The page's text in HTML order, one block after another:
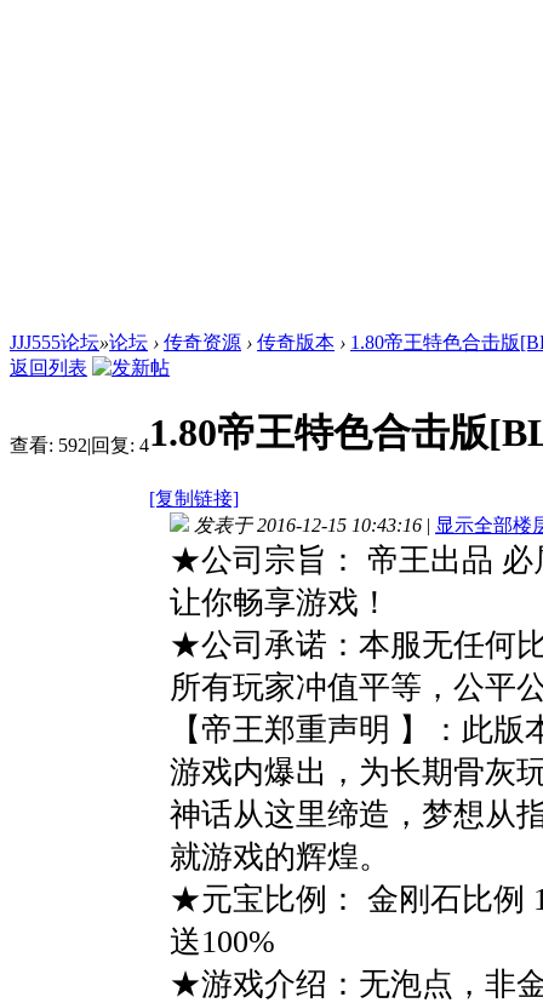
JJJ555论坛»论坛 › 传奇资源 › 传奇版本 › 1.80帝王特色合击版
返回列表
查看: 592|回复: 41.80帝王特色合击版
[复制链接]
发表于 2016-12-15 10:43:16 | 显示全部楼
★公司宗旨： 帝王出品 必
让你畅享游戏！
★公司承诺：本服无任何
所有玩家冲值平等，公平
【帝王郑重声明 】：此
游戏内爆出，为长期骨灰
神话从这里缔造，梦想从
就游戏的辉煌。
★元宝比例： 金刚石比
送100%
★游戏介绍：无泡点，非